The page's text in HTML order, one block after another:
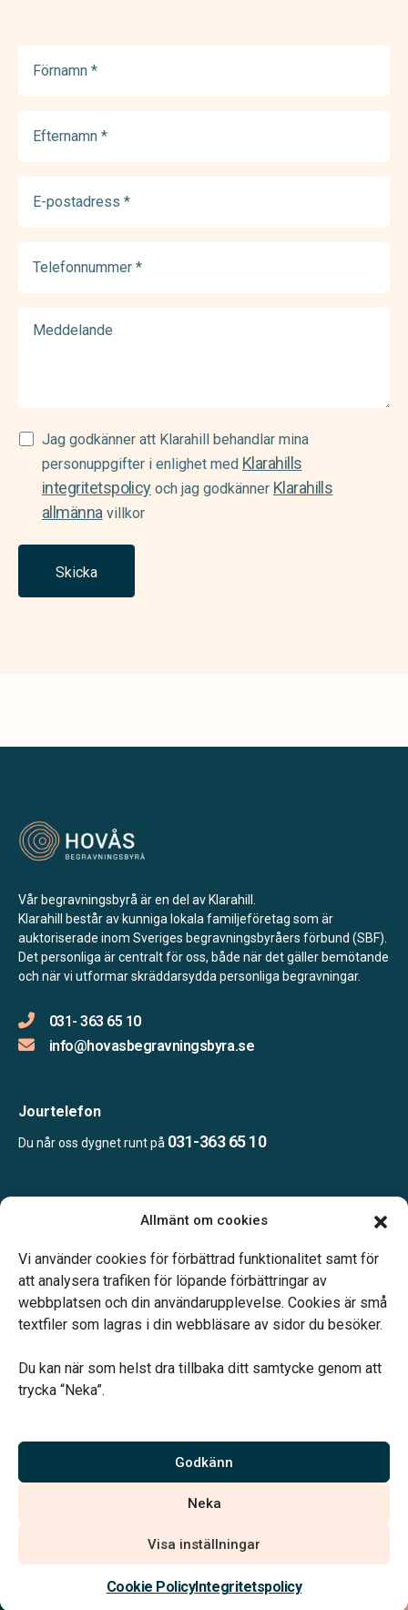
Allmänt om cookies
Vi använder cookies för förbättrad funktionalitet samt för
att analysera trafiken för löpande förbättringar av
webbplatsen och din användarupplevelse. Cookies är små
textfiler som lagras i din webbläsare av sidor du besöker.
Du kan när som helst dra tillbaka ditt samtycke genom att
trycka “Neka”.
Godkänn
Neka
Visa inställningar
Cookie PolicyIntegritetspolicy
(Required)
(Required)
(Required)
(Required)
Consent
(Required)
Jag godkänner att Klarahill behandlar mina
personuppgifter i enlighet med Klarahills
integritetspolicyoch jag godkänner Klarahills
allmännavillkor
Skicka
Kontakta oss
Vår begravningsbyrå är en del av Klarahill.
Klarahill består av kunniga lokala familjeföretag som är
auktoriserade inom Sveriges begravningsbyråers förbund (SBF).
Det personliga är centralt för oss, både när det gäller bemötande
och när vi utformar skräddarsydda personliga begravningar.
031- 363 65 10
info@hovasbegravningsbyra.se
Jourtelefon
Du når oss dygnet runt på 031-363 65 10
Telefonjour dygnet runt.
Vårt systerbolag Verahill hjälper dig med familjejuridiken –
Vi är auktoriserade av Sveriges Begravningsbyråers Förbund och
har högt ställda krav på utbildning, kvalitet, miljö och arbetsmiljö.